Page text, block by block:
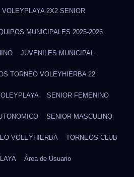
VOLEYPLAYA 2X2 SENIOR
MUNICIPALES 2025-2026
JUVENILES MUNICIPAL
TORNEO VOLEYHIERBA 22
SENIOR FEMENINO
SENIOR MASCULINO
VOLEYHIERBA TORNEOS CLUB
Área de Usuario